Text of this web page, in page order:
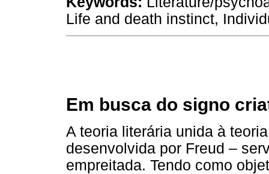
Life and death instinct,
Em busca do signo
A teoria literária unida à
desenvolvida por Freud –
empreitada. Tendo como